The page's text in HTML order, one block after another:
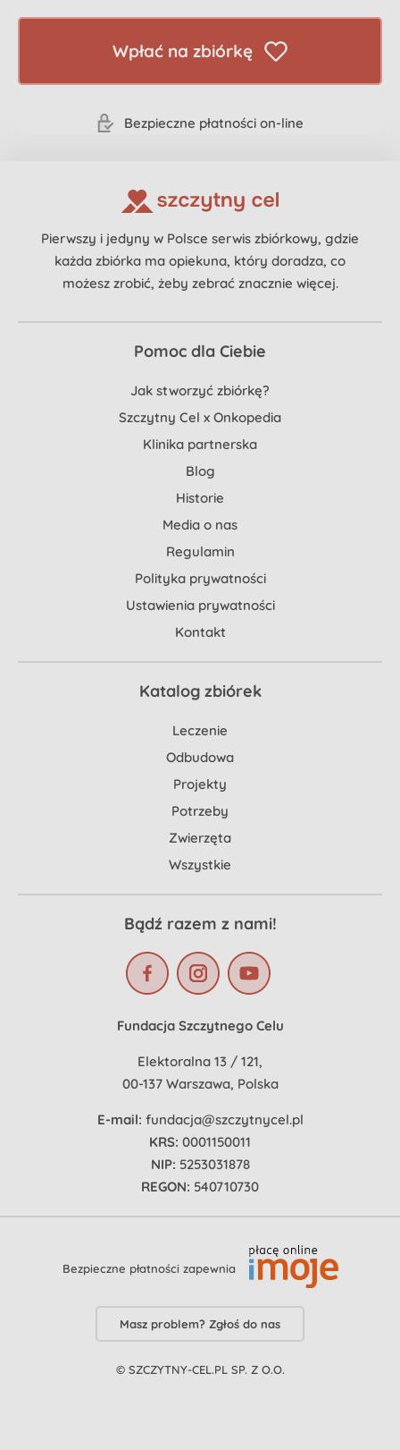
Wpłać na zbiórkę
Bezpieczne płatności on-line
Pierwszy i jedyny w Polsce serwis zbiórkowy, gdzie
każda zbiórka ma opiekuna, który doradza, co
możesz zrobić, żeby zebrać znacznie więcej.
Pomoc dla Ciebie
Jak stworzyć zbiórkę?
Szczytny Cel x Onkopedia
Klinika partnerska
Blog
Historie
Media o nas
Regulamin
Polityka prywatności
Ustawienia prywatności
Kontakt
Katalog zbiórek
Leczenie
Odbudowa
Projekty
Potrzeby
Zwierzęta
Wszystkie
Bądź razem z nami!
Fundacja Szczytnego Celu
Elektoralna 13 / 121,
00-137 Warszawa, Polska
E-mail: fundacja@szczytnycel.pl
KRS: 0001150011
NIP: 5253031878
REGON: 540710730
Bezpieczne płatności zapewnia
Masz problem? Zgłoś do nas
© SZCZYTNY-CEL.PL SP. Z O.O.